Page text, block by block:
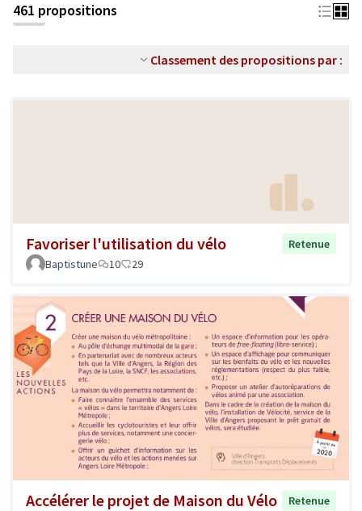
461 propositions
Classement des propositions par :
Favoriser l'utilisation du vélo
Retenue
Baptistune
10 29
Accélérer le projet de Maison du Vélo
Retenue